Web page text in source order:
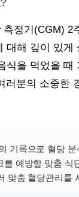
정기(CGM) 2
대해 깊이 있게
식을 먹었을 때
러분의 소중한
기록으로 혈당
를 예방할 맞춤 식
맞춤 혈당관리를